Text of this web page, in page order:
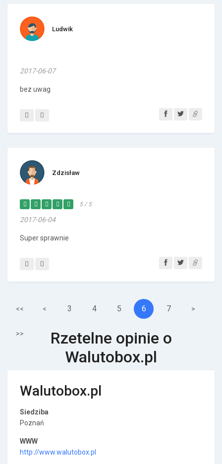
Ludwik
2017-06-07
bez uwag
Zdzisław
5 / 5
2017-06-04
Super sprawnie
<< < 3 4 5 6 7 >
>>
Rzetelne opinie o
Walutobox.pl
Walutobox.pl
Siedziba
Poznań
WWW
http://www.walutobox.pl